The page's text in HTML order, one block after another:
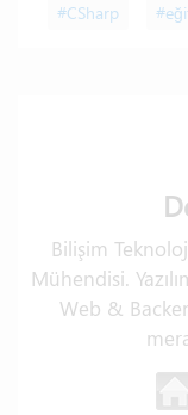
#CSharp
Bilişim
Mühendisi.
Web &